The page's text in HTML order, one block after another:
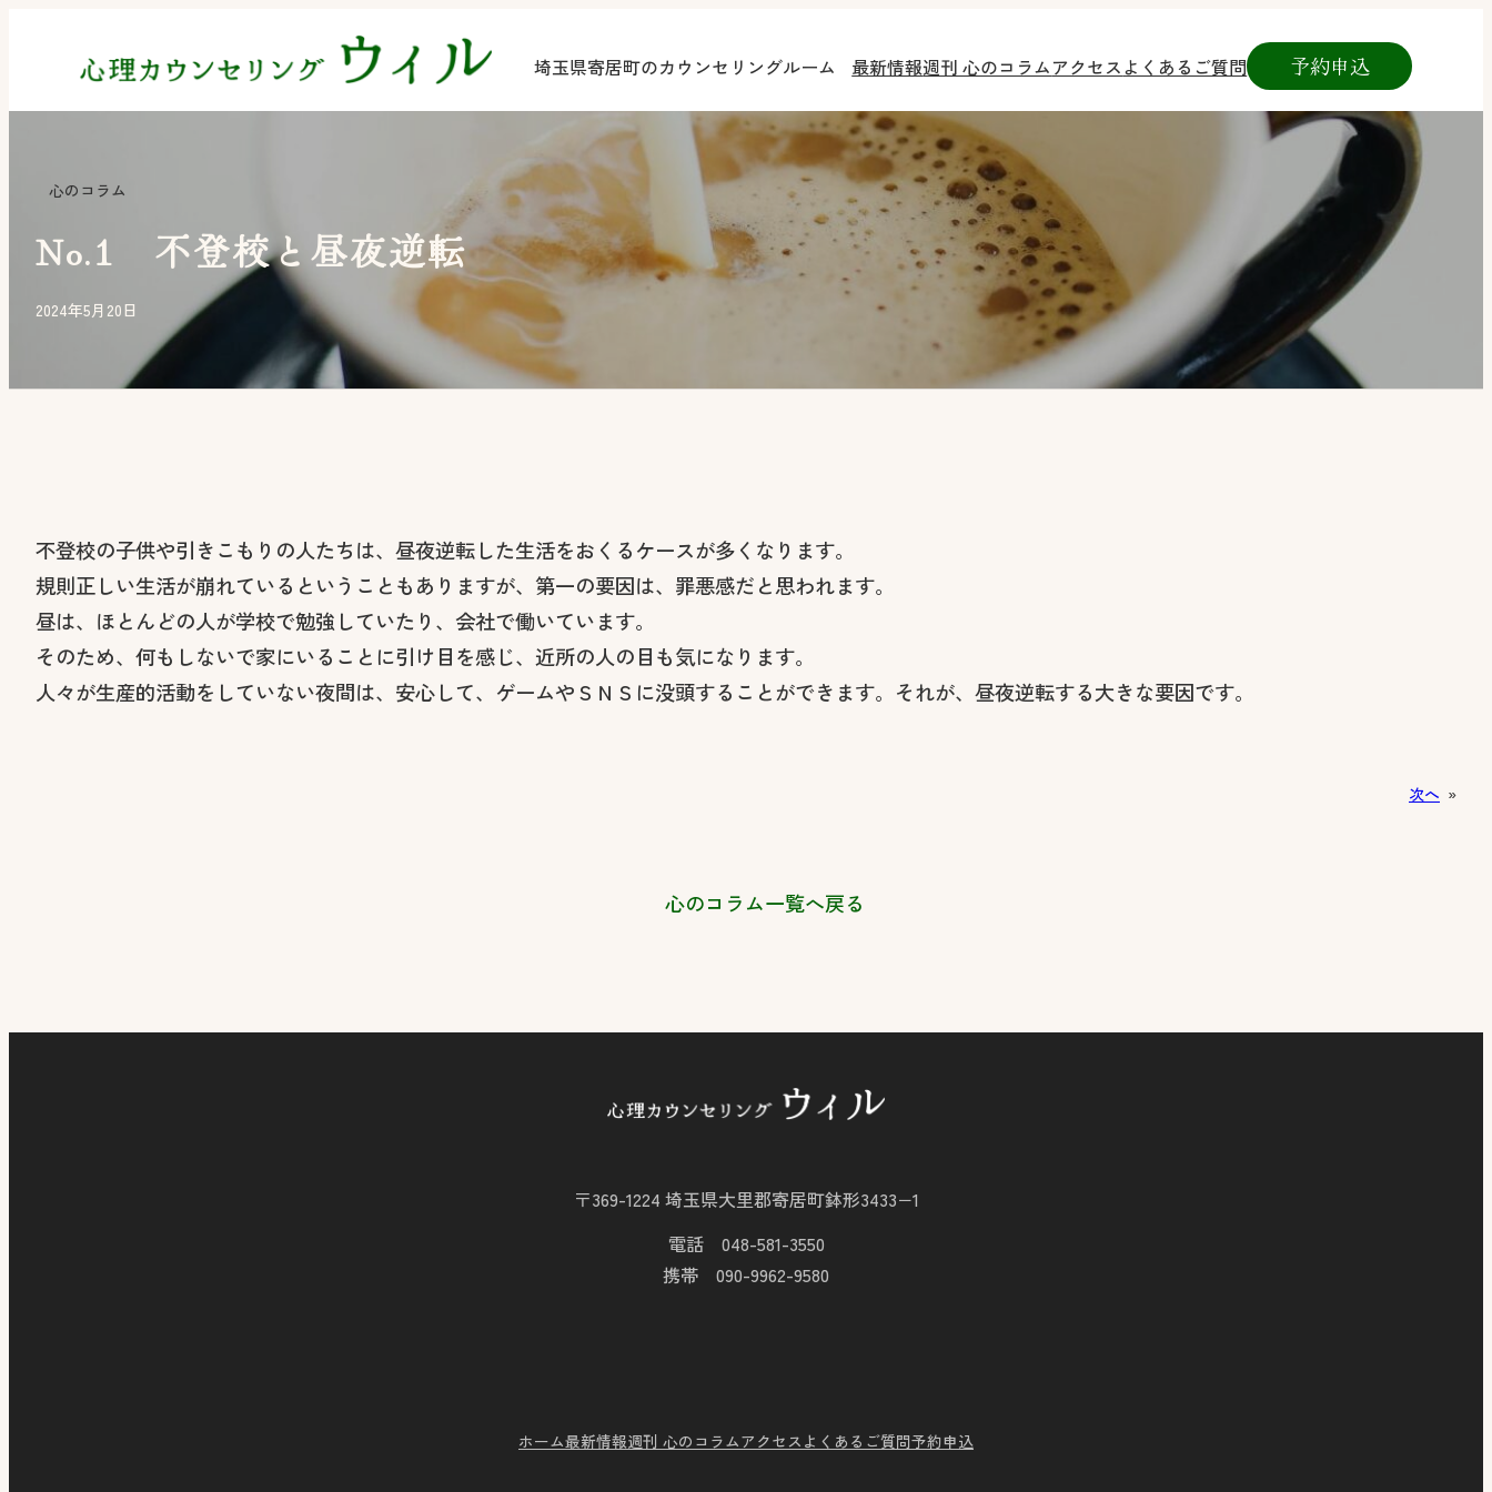
埼玉県寄居町のカウンセリングルーム 最新情報週刊 心のコラムアクセスよくあるご質問 予約申込
心のコラム
No.1 不登校と昼夜逆転
2024年5月20日
不登校の子供や引きこもりの人たちは、昼夜逆転した生活をおくるケースが多くなります。
規則正しい生活が崩れているということもありますが、第一の要因は、罪悪感だと思われます。
昼は、ほとんどの人が学校で勉強していたり、会社で働いています。
そのため、何もしないで家にいることに引け目を感じ、近所の人の目も気になります。
人々が生産的活動をしていない夜間は、安心して、ゲームやＳＮＳに没頭することができます。それが、昼夜逆転する大きな要因です。
次へ »
心のコラム一覧へ戻る
〒369-1224 埼玉県大里郡寄居町鉢形3433−1
電話 048-581-3550
携帯 090-9962-9580
ホーム最新情報週刊 心のコラムアクセス よくあるご質問予約申込